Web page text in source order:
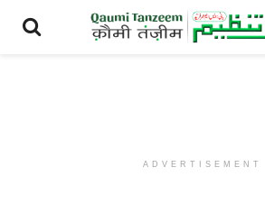
ADVERTISEMENT